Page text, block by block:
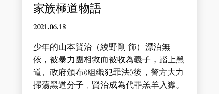
家族極道物語
2021.06.18
少年的山本賢治（綾野剛 飾）漂泊無
依，被暴力團相救而被收為義子，踏上黑
道。政府頒布《組織犯罪法》後，警方大力
掃蕩黑道分子，賢治成為代罪羔羊入獄。